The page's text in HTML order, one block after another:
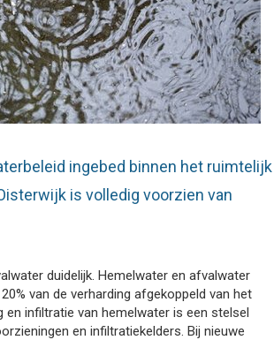
ingebed binnen het ruimtelijk
is volledig voorzien van
duidelijk. Hemelwater en afvalwater
van de verharding afgekoppeld van het
infiltratie van hemelwater is een stelsel
en infiltratiekelders. Bij nieuwe